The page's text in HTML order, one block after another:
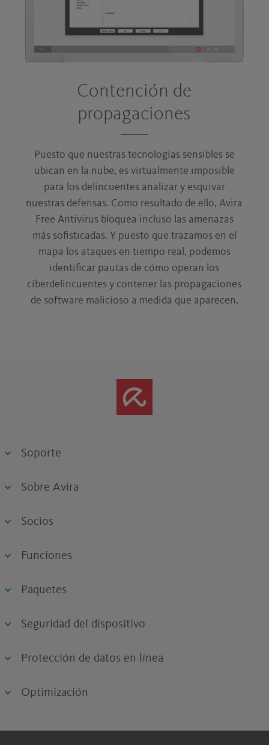
Contención de
propagaciones
Puesto que nuestras tecnologías sensibles se
ubican en la nube, es virtualmente imposible
para los delincuentes analizar y esquivar
nuestras defensas. Como resultado de ello, Avira
Free Antivirus bloquea incluso las amenazas
más sofisticadas. Y puesto que trazamos en el
mapa los ataques en tiempo real, podemos
identificar pautas de cómo operan los
ciberdelincuentes y contener las propagaciones
de software malicioso a medida que aparecen.
Soporte
Sobre Avira
Socios
Funciones
Paquetes
Seguridad del dispositivo
Protección de datos en línea
Optimización